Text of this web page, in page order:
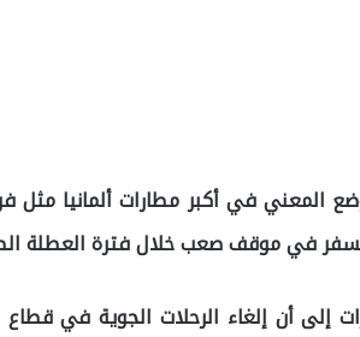
المعني في أكبر مطارات ألمانيا مثل
في موقف صعب خلال فترة العطلة
إلى أن إلغاء الرحلات الجوية في